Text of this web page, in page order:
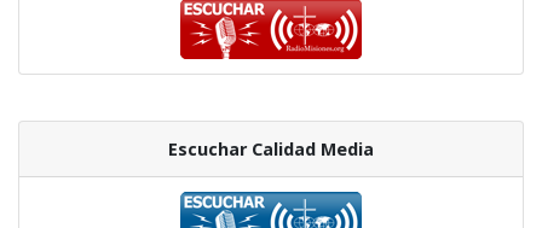
Escuchar Calidad Media